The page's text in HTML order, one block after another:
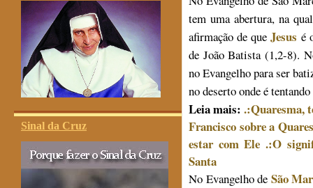
Sinal da Cruz
tem uma abertura, na
afirmação de queJesus é
de João Batista (1,2-8).
no Evangelho para ser
no deserto onde é
Leia mais: .:Quaresma,
Francisco sobre a
estar com Ele .:O
Santa
No Evangelho de São